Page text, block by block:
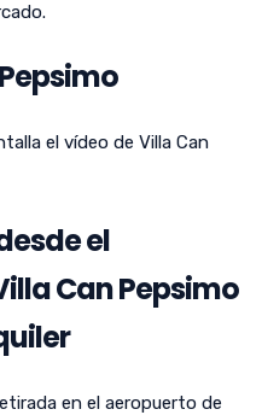
el vídeo de Villa Can
el
Can Pepsimo
en el aeropuerto de